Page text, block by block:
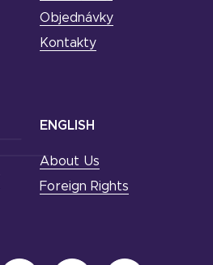
Objednávky
Kontakty
ENGLISH
About Us
Foreign Rights